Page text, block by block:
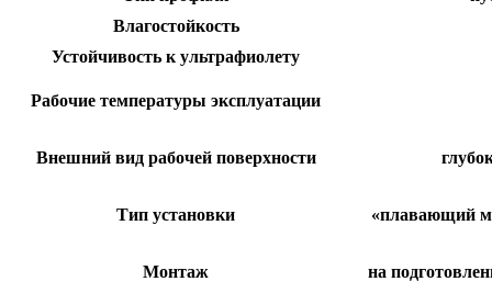
Влагостойкость
Устойчивость к ультрафиолету
Рабочие температуры эксплуатации
Внешний вид рабочей поверхности
Тип установки «плавающий
Монтаж на